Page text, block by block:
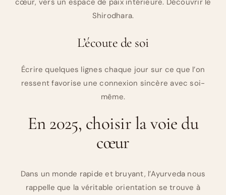
Shirodhara.
L’écoute de soi
Écrire quelques lignes chaque jour sur ce que l’on
ressent favorise une connexion sincère avec soi-
même.
En 2025, choisir la voie du
cœur
Dans un monde rapide et bruyant, l’Ayurveda nous
rappelle que la véritable orientation se trouve à